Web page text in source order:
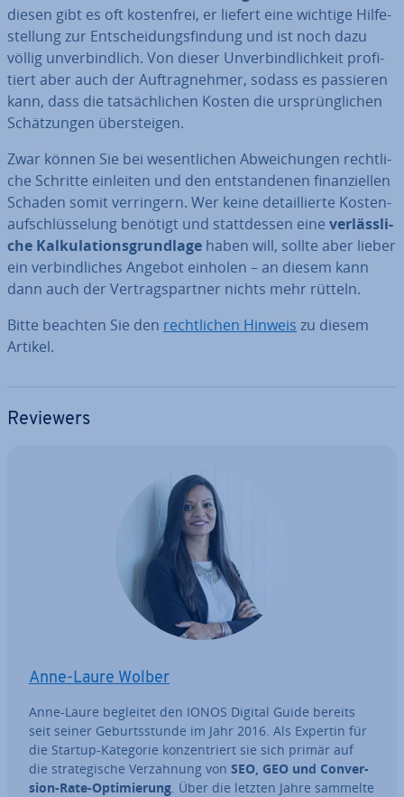
diesen gibt es oft kos­ten­frei, er liefert eine wichtige Hil­fe­
stel­lung zur Ent­schei­dungs­fin­dung und ist noch dazu
völlig un­ver­bind­lich. Von dieser Un­ver­bind­lich­keit pro­fi­
tiert aber auch der Auf­trag­neh­mer, sodass es passieren
kann, dass die tat­säch­li­chen Kosten die ur­sprüng­li­chen
Schät­zun­gen über­stei­gen.
Zwar können Sie bei we­sent­li­chen Ab­wei­chun­gen recht­li­
che Schritte einleiten und den ent­stan­de­nen fi­nan­zi­el­len
Schaden somit ver­rin­gern. Wer keine de­tail­lier­te Kos­ten­
auf­schlüs­se­lung benötigt und statt­des­sen eine ver­läss­li­
che Kal­ku­la­ti­ons­grund­la­ge haben will, sollte aber lieber
ein ver­bind­li­ches Angebot einholen – an diesem kann
dann auch der Ver­trags­part­ner nichts mehr rütteln.
Bitte beachten Sie den recht­li­chen Hinweis zu diesem
Artikel.
Reviewers
Anne-Laure Wolber
Anne-Laure begleitet den IONOS Digital Guide bereits
seit seiner Ge­burts­stun­de im Jahr 2016. Als Expertin für
die Startup-Kategorie kon­zen­triert sie sich primär auf
die stra­te­gi­sche Ver­zah­nung von SEO, GEO und Con­ver­
si­on-Rate-Op­ti­mie­rung. Über die letzten Jahre sammelte